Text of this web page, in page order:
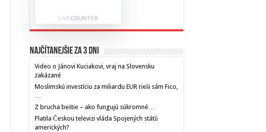
Najčítanejšie za 3 dni
Video o Jánovi Kuciakovi, vraj na Slovensku
zakázané
Moslimskú investíciu za miliardu EUR rieši sám Fico,
…
Z brucha beštie – ako fungujú súkromné…
Platila Českou televizi vláda Spojených států
amerických?